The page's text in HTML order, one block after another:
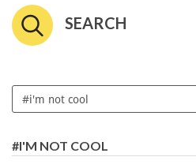
SEARCH
#I'M NOT COOL